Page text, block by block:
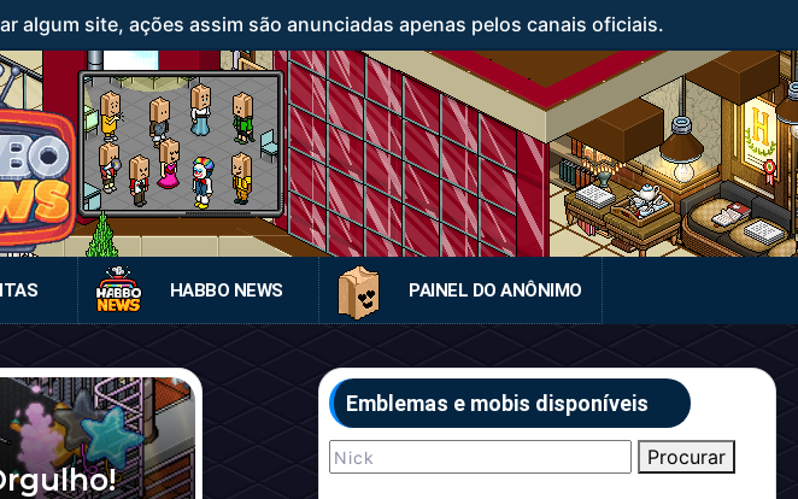
algum site, ações assim são anunciadas apenas pelos canais oficiais.
HABBO NEWS PAINEL DO ANÔNIMO
Emblemas e mobis disponíveis
Procurar